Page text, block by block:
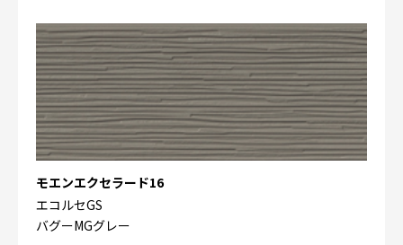
モエンエクセラード16
エコルセGS
バグーMGグレー